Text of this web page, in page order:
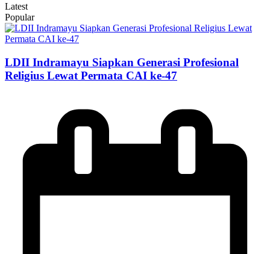
Latest
Popular
LDII Indramayu Siapkan Generasi Profesional
Religius Lewat Permata CAI ke-47